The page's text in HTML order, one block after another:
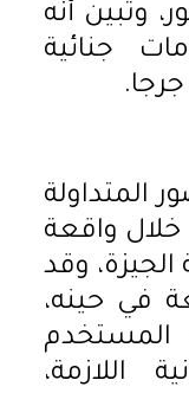
وتبين أنه
جنائية
المتداولة
وكانت خلال واقعة
وقد
في حينه،
اللازمة،